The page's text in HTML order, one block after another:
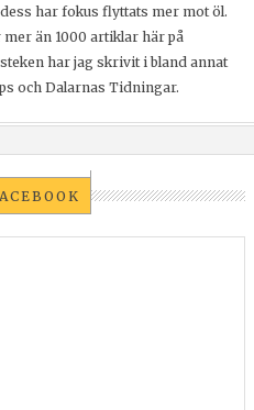
dess har fokus flyttats mer mot öl.
mer än 1000 artiklar här på
har jag skrivit i bland annat
och Dalarnas Tidningar.